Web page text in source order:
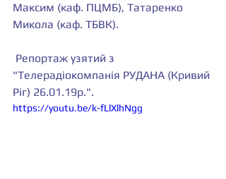
Максим (каф. ПЦМБ), Татаренко
Микола (каф. ТБВК).
"Телерадіокомпанія РУДАНА (Кривий
Ріг) 26.01.19р.".
https://youtu.be/k-fLlXlhNgg